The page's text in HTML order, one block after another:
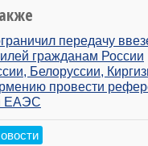
передачу
гражданам России
Белоруссии,
провести
ЕАЭС